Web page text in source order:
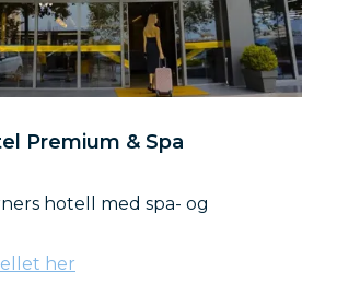
Premium & Spa
hotell med spa- og
her